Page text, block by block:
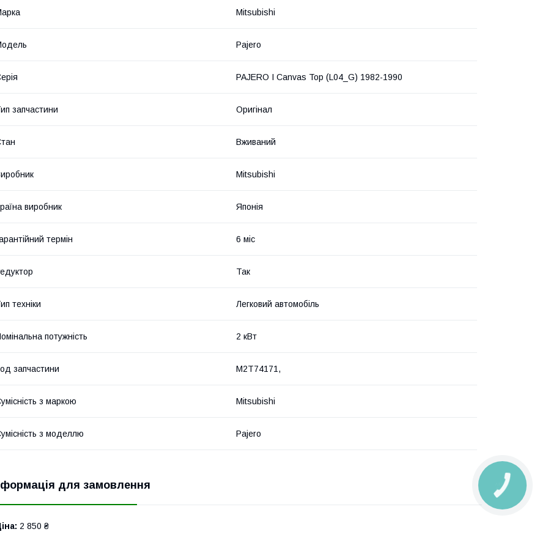
Mitsubishi
Pajero
PAJERO I Canvas Top (L04_G) 1982-1990
запчастини Оригінал
Вживаний
Mitsubishi
виробник Японія
термін 6 міс
Так
техніки Легковий автомобіль
потужність 2 кВт
запчастини M2T74171,
з маркою Mitsubishi
з моделлю Pajero
для замовлення
2 850 ₴